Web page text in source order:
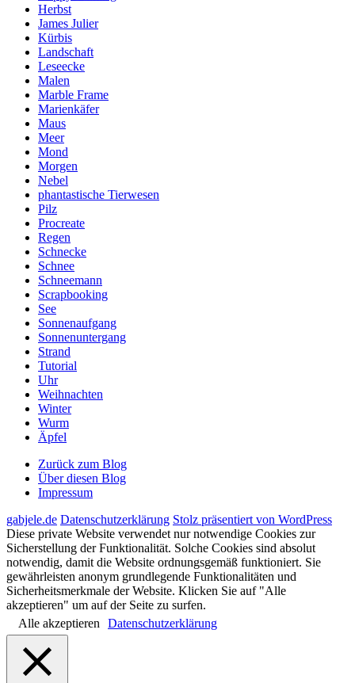
Herbst
James Julier
Kürbis
Landschaft
Leseecke
Malen
Marble Frame
Marienkäfer
Maus
Meer
Mond
Morgen
Nebel
phantastische Tierwesen
Pilz
Procreate
Regen
Schnecke
Schnee
Schneemann
Scrapbooking
See
Sonnenaufgang
Sonnenuntergang
Strand
Tutorial
Uhr
Weihnachten
Winter
Wurm
Äpfel
Zurück zum Blog
Über diesen Blog
Impressum
gabjele.de Datenschutzerklärung Stolz präsentiert von WordPress
Diese private Website verwendet nur notwendige Cookies zur
Sicherstellung der Funktionalität. Solche Cookies sind absolut
notwendig, damit die Website ordnungsgemäß funktioniert. Sie
gewährleisten anonym grundlegende Funktionalitäten und
Sicherheitsmerkmale der Website. Klicken Sie auf "Alle
akzeptieren" um auf der Seite zu surfen.
Alle akzeptieren
Datenschutzerklärung